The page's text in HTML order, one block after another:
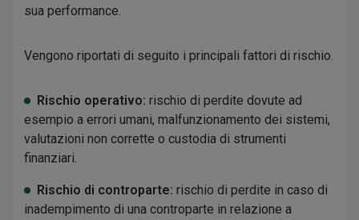
sua performance.
Vengono riportati di seguito i principali fattori di rischio.
Rischio operativo: rischio di perdite dovute ad
esempio a errori umani, malfunzionamento dei sistemi,
valutazioni non corrette o custodia di strumenti
finanziari.
Rischio di controparte: rischio di perdite in caso di
inadempimento di una controparte in relazione a